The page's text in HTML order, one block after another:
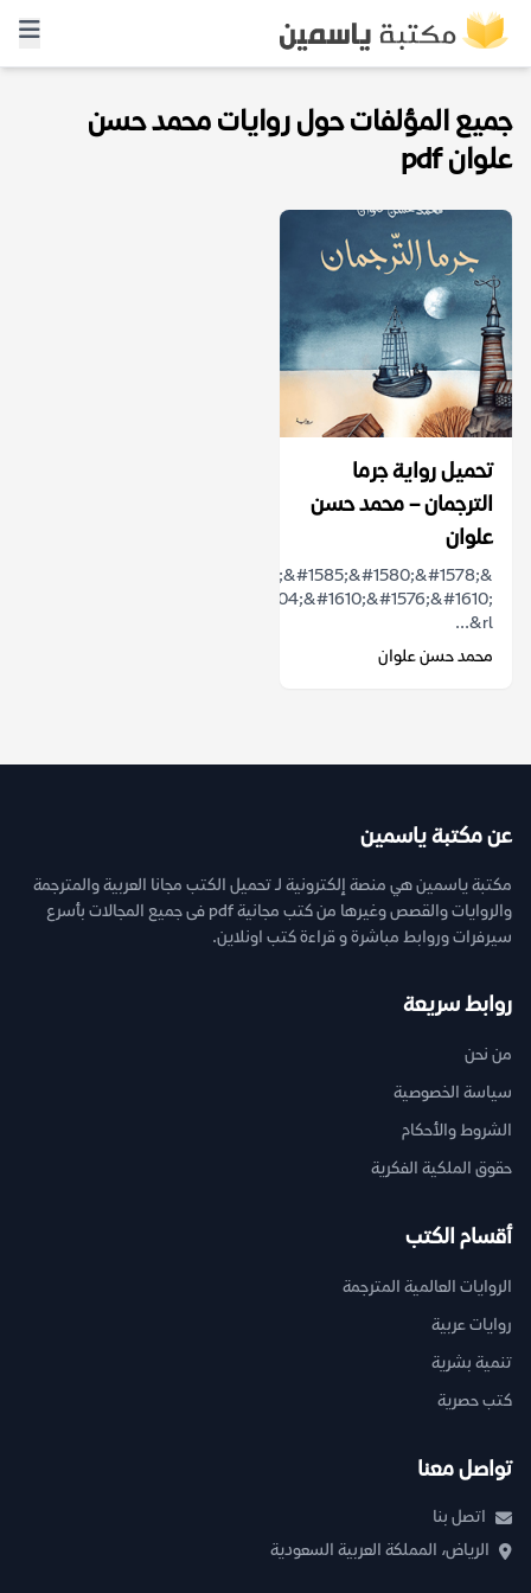
جميع المؤلفات حول روايات محمد حسن
علوان pdf
تحميل رواية جرما
الترجمان – محمد حسن
علوان
&rlm;&#1571;&#1582;&#1585;&#1580;&#1578;
&#1589;&#1604;&#1610;&#1576;&#1610;
&rl...
محمد حسن علوان
عن مكتبة ياسمين
مكتبة ياسمين هي منصة إلكترونية لـ تحميل الكتب مجانا العربية والمترجمة
والروايات والقصص وغيرها من كتب مجانية pdf فى جميع المجالات بأسرع
سيرفرات وروابط مباشرة و قراءة كتب اونلاين.
روابط سريعة
من نحن
سياسة الخصوصية
الشروط والأحكام
حقوق الملكية الفكرية
أقسام الكتب
الروايات العالمية المترجمة
روايات عربية
تنمية بشرية
كتب حصرية
تواصل معنا
اتصل بنا
الرياض، المملكة العربية السعودية